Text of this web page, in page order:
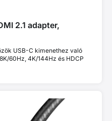
2.1 adapter,
USB-C kimenethez való
60Hz, 4K/144Hz és HDCP